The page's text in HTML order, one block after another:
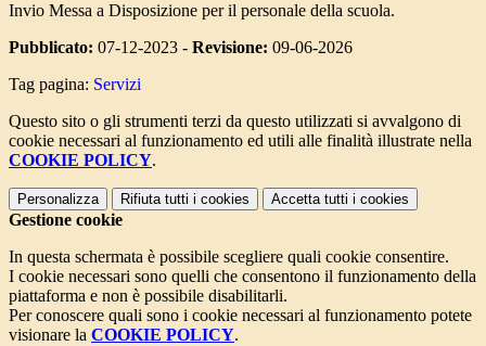
Invio Messa a Disposizione per il personale della scuola.
Pubblicato: 07-12-2023 - Revisione: 09-06-2026
Tag pagina: Servizi
Questo sito o gli strumenti terzi da questo utilizzati si avvalgono di
cookie necessari al funzionamento ed utili alle finalità illustrate nella
COOKIE POLICY.
Personalizza Rifiuta tutti i cookies Accetta tutti i cookies
Gestione cookie
In questa schermata è possibile scegliere quali cookie consentire.
I cookie necessari sono quelli che consentono il funzionamento della
piattaforma e non è possibile disabilitarli.
Per conoscere quali sono i cookie necessari al funzionamento potete
visionare la COOKIE POLICY.